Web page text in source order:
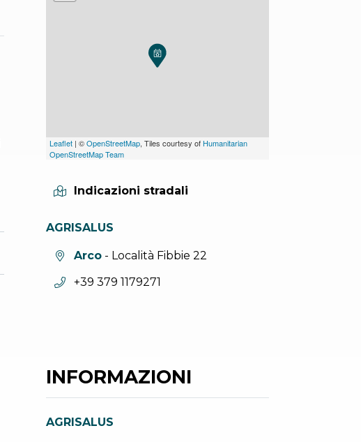
Leaflet | ©OpenStreetMap, Tiles courtesy of Humanitarian
OpenStreetMap Team
Indicazioni stradali
AGRISALUS
Località:
Arco - Località Fibbie 22
Telefono:
+39 379 1179271
INFORMAZIONI
AGRISALUS